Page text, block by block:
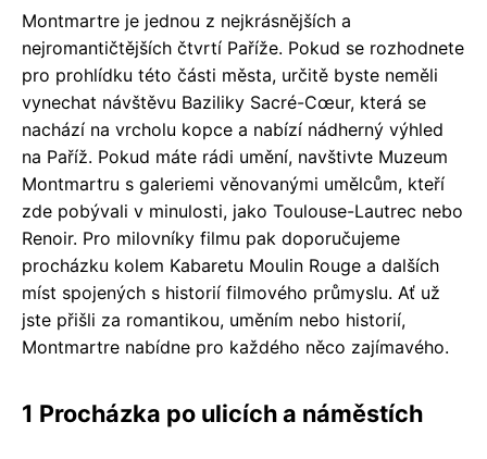
Montmartre je jednou z nejkrásnějších a
nejromantičtějších čtvrtí Paříže. Pokud se rozhodnete
pro prohlídku této části města, určitě byste neměli
vynechat návštěvu Baziliky Sacré-Cœur, která se
nachází na vrcholu kopce a nabízí nádherný výhled
na Paříž. Pokud máte rádi umění, navštivte Muzeum
Montmartru s galeriemi věnovanými umělcům, kteří
zde pobývali v minulosti, jako Toulouse-Lautrec nebo
Renoir. Pro milovníky filmu pak doporučujeme
procházku kolem Kabaretu Moulin Rouge a dalších
míst spojených s historií filmového průmyslu. Ať už
jste přišli za romantikou, uměním nebo historií,
Montmartre nabídne pro každého něco zajímavého.
1 Procházka po ulicích a náměstích